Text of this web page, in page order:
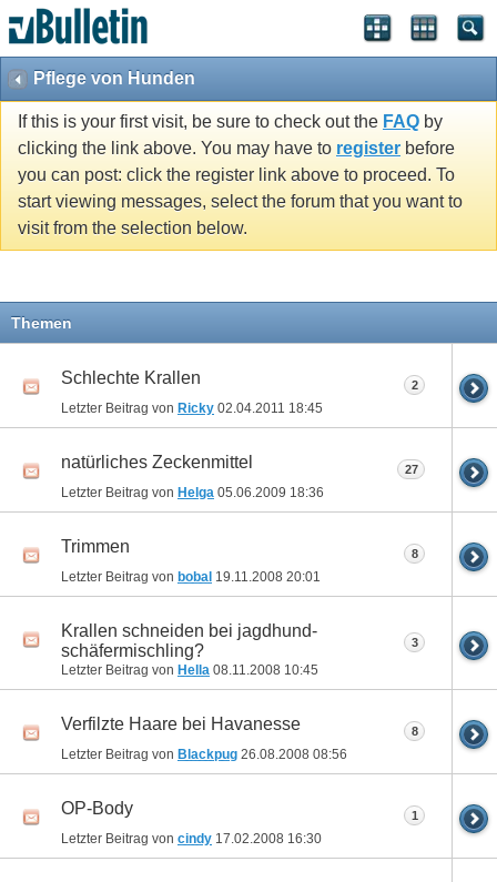
Pflege von Hunden
If this is your first visit, be sure to check out the FAQ by
clicking the link above. You may have to register before
you can post: click the register link above to proceed. To
start viewing messages, select the forum that you want to
visit from the selection below.
Themen
Schlechte Krallen
Letzter Beitrag von Ricky 02.04.2011 18:45
2
natürliches Zeckenmittel
Letzter Beitrag von Helga 05.06.2009 18:36
27
Trimmen
Letzter Beitrag von bobal 19.11.2008 20:01
8
Krallen schneiden bei jagdhund-
schäfermischling?
Letzter Beitrag von Hella 08.11.2008 10:45
3
Verfilzte Haare bei Havanesse
Letzter Beitrag von Blackpug 26.08.2008 08:56
8
OP-Body
Letzter Beitrag von cindy 17.02.2008 16:30
1